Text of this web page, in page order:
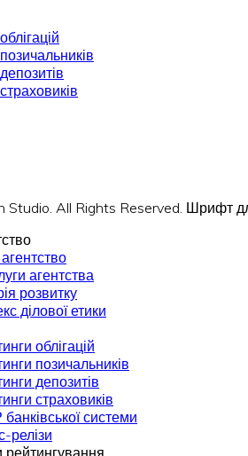
All Rights Reserved. Шрифт
агентства
розвитку
ділової етики
облігацій
позичальників
депозитів
страховиків
банківської системи
релізи